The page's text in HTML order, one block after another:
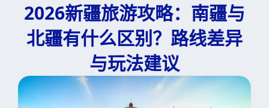
2026新疆旅游攻略：南疆与
北疆有什么区别？路线差异
与玩法建议